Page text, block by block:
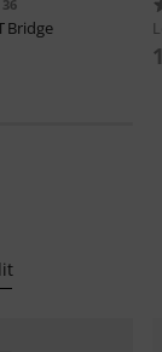
36
Bridge